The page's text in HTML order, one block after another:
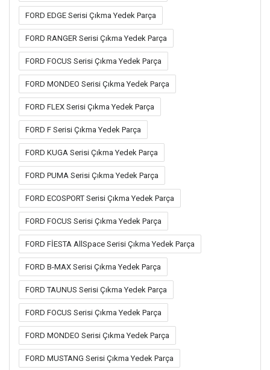
FORD EDGE Serisi Çıkma Yedek Parça
FORD RANGER Serisi Çıkma Yedek Parça
FORD FOCUS Serisi Çıkma Yedek Parça
FORD MONDEO Serisi Çıkma Yedek Parça
FORD FLEX Serisi Çıkma Yedek Parça
FORD F Serisi Çıkma Yedek Parça
FORD KUGA Serisi Çıkma Yedek Parça
FORD PUMA Serisi Çıkma Yedek Parça
FORD ECOSPORT Serisi Çıkma Yedek Parça
FORD FOCUS Serisi Çıkma Yedek Parça
FORD FİESTA AllSpace Serisi Çıkma Yedek Parça
FORD B-MAX Serisi Çıkma Yedek Parça
FORD TAUNUS Serisi Çıkma Yedek Parça
FORD FOCUS Serisi Çıkma Yedek Parça
FORD MONDEO Serisi Çıkma Yedek Parça
FORD MUSTANG Serisi Çıkma Yedek Parça